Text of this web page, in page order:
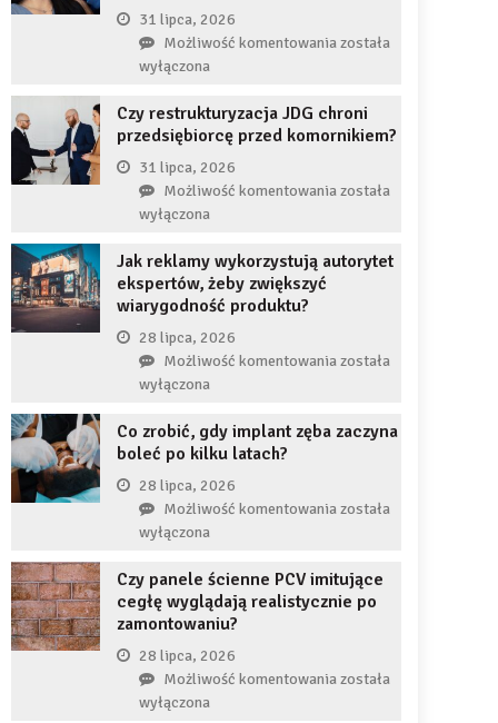
31 lipca, 2026
Możliwość komentowaniaCo
jeśli
przez
czas
braku
zęba
została
wyłączona
Czy restrukturyzacja JDG chroni
przedsiębiorcę przed komornikiem?
31 lipca, 2026
Możliwość komentowaniaCzy
chroni
została
wyłączona
Jak reklamy wykorzystują autorytet
ekspertów, żeby zwiększyć
wiarygodność produktu?
28 lipca, 2026
Możliwość komentowaniaJak
autorytet
zwiększyć
została
wyłączona
Co zrobić, gdy implant zęba zaczyna
boleć po kilku latach?
28 lipca, 2026
Możliwość komentowaniaCo
implant
zęba
została
wyłączona
Czy panele ścienne PCV imitujące
cegłę wyglądają realistycznie po
zamontowaniu?
28 lipca, 2026
Możliwość komentowaniaCzy
została
wyłączona